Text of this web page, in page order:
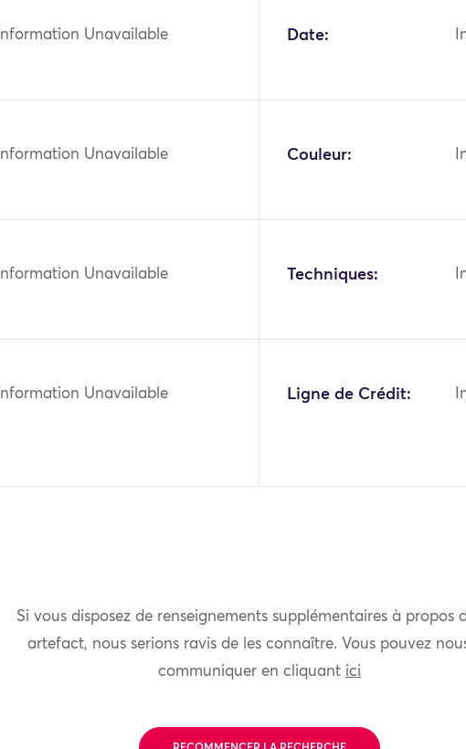
Information Unavailable Date:
Information Unavailable Couleur:
Information Unavailable Techniques:
Information Unavailable Ligne de Crédit:
Si vous disposez de renseignements supplémentaires à propos
artefact, nous serions ravis de les connaître. Vous pouvez
communiquer en cliquant ici